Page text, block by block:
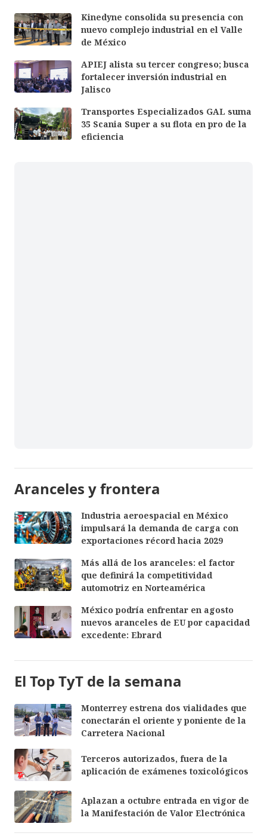
Kinedyne consolida su presencia con
nuevo complejo industrial en el Valle
de México
APIEJ alista su tercer congreso; busca
fortalecer inversión industrial en
Jalisco
Transportes Especializados GAL suma
35 Scania Super a su flota en pro de la
eficiencia
Aranceles y frontera
Industria aeroespacial en México
impulsará la demanda de carga con
exportaciones récord hacia 2029
Más allá de los aranceles: el factor
que definirá la competitividad
automotriz en Norteamérica
México podría enfrentar en agosto
nuevos aranceles de EU por capacidad
excedente: Ebrard
El Top TyT de la semana
Monterrey estrena dos vialidades que
conectarán el oriente y poniente de la
Carretera Nacional
Terceros autorizados, fuera de la
aplicación de exámenes toxicológicos
Aplazan a octubre entrada en vigor de
la Manifestación de Valor Electrónica